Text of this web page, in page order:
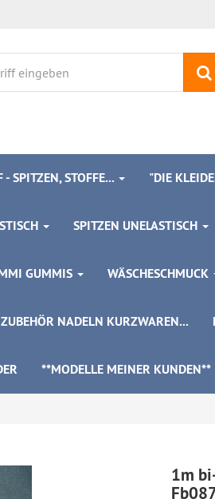
SPITZEN, STOFFE... "DIE
SPITZEN UNELASTISCH
GUMMIS WÄSCHESCHMUCK
ZUBEHÖR NADELN KURZWAREN...
**MODELLE MEINER KUNDEN**
1m